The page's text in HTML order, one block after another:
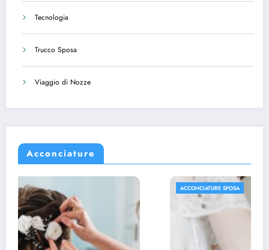
Tecnologia
Trucco Sposa
Viaggio di Nozze
Acconciature